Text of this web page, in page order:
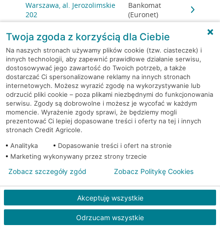
Warszawa, al. Jerozolimskie
202
Bankomat
(Euronet)
Warszawa, al.
Jerozolimskie 27
Bankomat w placówce
CA BP
Warszawa, al.
Jerozolimskie 27
Bankomat w placówce
CA BP
Warszawa, al. Jerozolimskie
54
Bankomat
(Euronet)
65/79
(Euronet)
Warszawa, al. Jerozolimskie
Bankomat
Warszawa, Al.Jerozolimskie Bankomat (Planet
Cash)
Twoja zgoda z korzyścią dla Ciebie
Na naszych stronach używamy plików cookie (tzw. ciasteczek) i
innych technologii, aby zapewnić prawidłowe działanie serwisu,
dostosowywać jego zawartość do Twoich potrzeb, a także
dostarczać Ci spersonalizowane reklamy na innych stronach
internetowych. Możesz wyrazić zgodę na wykorzystywanie lub
odrzucić pliki cookie – poza plikami niezbędnymi do funkcjonowania
serwisu. Zgody są dobrowolne i możesz je wycofać w każdym
momencie. Wyrażenie zgody sprawi, że będziemy mogli
prezentować Ci lepiej dopasowane treści i oferty na tej i innych
stronach Credit Agricole.
Analityka
Dopasowanie treści i ofert na stronie
Marketing wykonywany przez strony trzecie
Akceptuję wszystkie
Odrzucam wszystkie
Zobacz szczegóły zgód Zobacz Politykę Cookies